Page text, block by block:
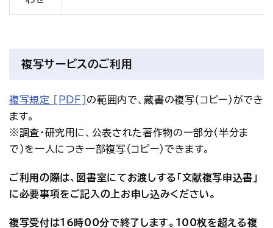
複写サービスのご利用
複写規定 [PDF] の範囲内で、蔵書の複写（コピー）ができ
ます。
※調査・研究用に、公表された著作物の一部分（半分ま
で）を一人につき一部複写（コピー）できます。
ご利用の際は、図書室にてお渡しする「文献複写申込書」
に必要事項をご記入の上お申し込みください。
複写受付は16時00分で終了します。100枚を超える複